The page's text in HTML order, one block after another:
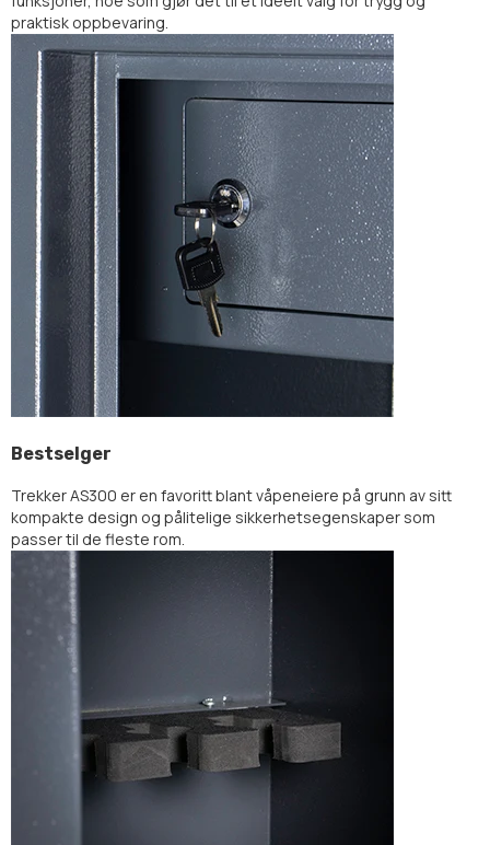
praktisk oppbevaring.
Bestselger
Trekker AS300 er en favoritt blant våpeneiere på grunn av sitt
kompakte design og pålitelige sikkerhetsegenskaper som
passer til de fleste rom.